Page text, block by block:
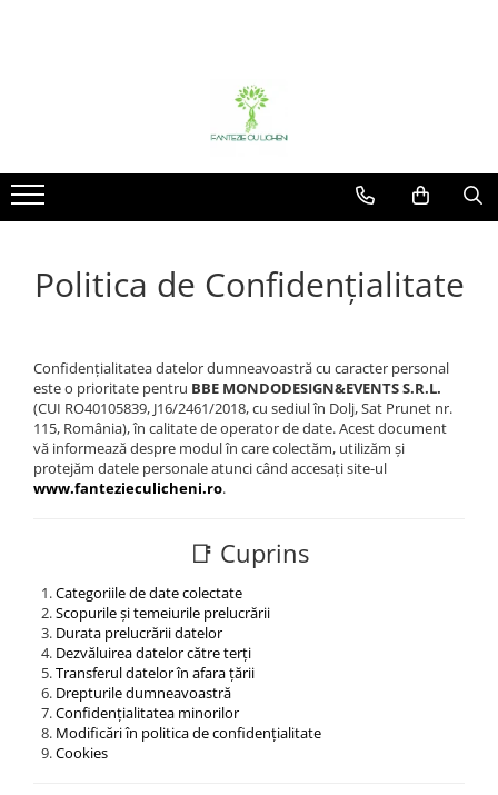
Mixuri licheni
Fructe uscate
Frunze palmier
Plante uscate mici
Miniaturi
Rame tablou
Politica de Confidențialitate
Confidențialitatea datelor dumneavoastră cu caracter personal
este o prioritate pentru BBE MONDODESIGN&EVENTS S.R.L.
(CUI RO40105839, J16/2461/2018, cu sediul în Dolj, Sat Prunet nr.
115, România), în calitate de operator de date. Acest document
vă informează despre modul în care colectăm, utilizăm și
protejăm datele personale atunci când accesați site-ul
www.fantezieculicheni.ro.
📑 Cuprins
Categoriile de date colectate
Scopurile și temeiurile prelucrării
Durata prelucrării datelor
Dezvăluirea datelor către terți
Transferul datelor în afara țării
Drepturile dumneavoastră
Confidențialitatea minorilor
Modificări în politica de confidențialitate
Cookies